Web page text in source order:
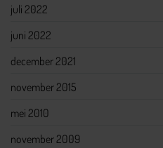
juli 2022
juni 2022
december 2021
november 2015
mei 2010
november 2009